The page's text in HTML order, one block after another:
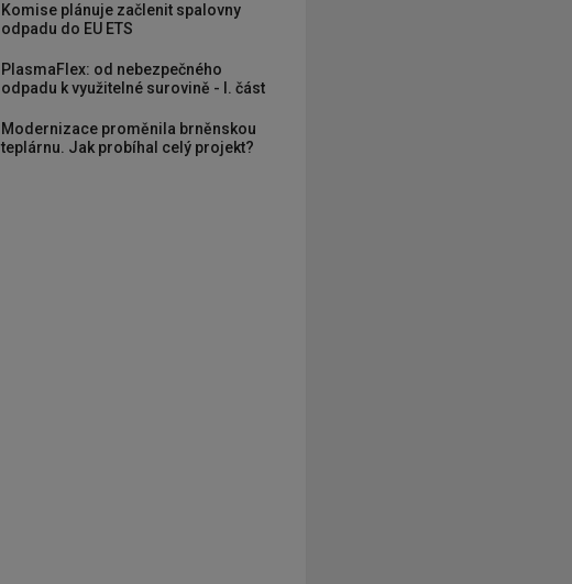
Komise plánuje začlenit spalovny
odpadu do EU ETS
PlasmaFlex: od nebezpečného
odpadu k využitelné surovině - I. část
Modernizace proměnila brněnskou
teplárnu. Jak probíhal celý projekt?